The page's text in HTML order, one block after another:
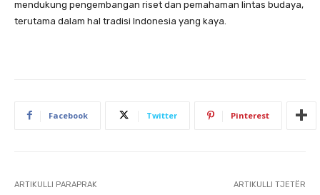
mendukung pengembangan riset dan pemahaman lintas budaya,
terutama dalam hal tradisi Indonesia yang kaya.
Facebook Twitter Pinterest
ARTIKULLI PARAPRAK ARTIKULLI TJETËR